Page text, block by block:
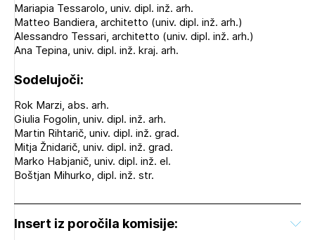
Mariapia Tessarolo, univ. dipl. inž. arh.
Matteo Bandiera, architetto (univ. dipl. inž. arh.)
Alessandro Tessari, architetto (univ. dipl. inž. arh.)
Ana Tepina, univ. dipl. inž. kraj. arh.
Sodelujoči:
Rok Marzi, abs. arh.
Giulia Fogolin, univ. dipl. inž. arh.
Martin Rihtarič, univ. dipl. inž. grad.
Mitja Žnidarič, univ. dipl. inž. grad.
Marko Habjanič, univ. dipl. inž. el.
Boštjan Mihurko, dipl. inž. str.
Insert iz poročila komisije: